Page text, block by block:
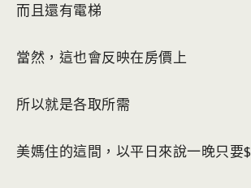
而且還有電梯
當然，這也會反映在房價上
所以就是各取所需
美媽住的這間，以平日來說一晚只要